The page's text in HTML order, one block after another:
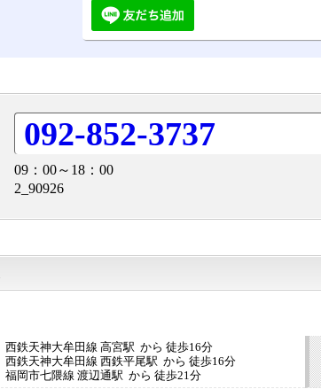
092-852-3737
09：00～18：00
2_90926
西鉄天神大牟田線 高宮駅 から 徒歩16分
西鉄天神大牟田線 西鉄平尾駅 から 徒歩16分
福岡市七隈線 渡辺通駅 から 徒歩21分